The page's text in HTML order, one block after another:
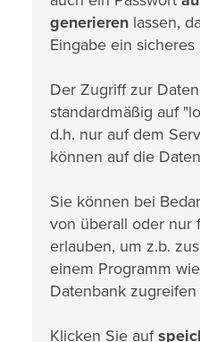
generieren lassen,
Eingabe ein sicheres
Der Zugriff zur
standardmäßig auf
d.h. nur auf dem
können auf die
Sie können bei
von überall oder nur
erlauben, um z.b.
einem Programm
Datenbank
Klicken Sie auf